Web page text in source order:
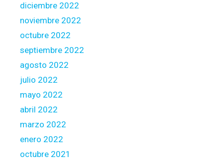
diciembre 2022
noviembre 2022
octubre 2022
septiembre 2022
agosto 2022
julio 2022
mayo 2022
abril 2022
marzo 2022
enero 2022
octubre 2021